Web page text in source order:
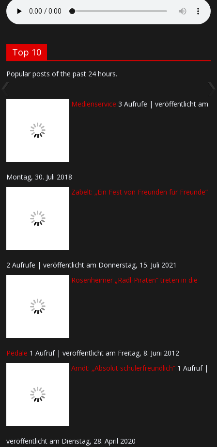
Top 10
Popular posts of the past 24 hours.
Medienservice 3 Aufrufe |veröffentlicht am
Montag, 30. Juli 2018
Zabelt: „Ein Fest von Freunden für Freunde“
2 Aufrufe |veröffentlicht am Donnerstag, 15. Juli 2021
Rosenheimer „Radl-Piraten“ treten in die
Pedale 1 Aufruf|veröffentlicht am Freitag, 8. Juni 2012
Arndt: „Absolut schülerfreundlich“ 1 Aufruf|
veröffentlicht am Dienstag, 28. April 2020